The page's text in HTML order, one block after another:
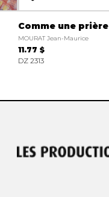
Comme une prière
MOURAT Jean-Maurice
11.77 $
DZ 2313